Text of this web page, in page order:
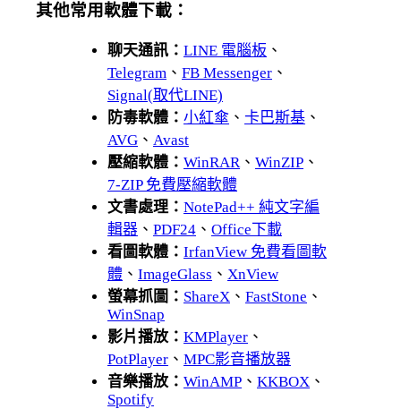
其他常用軟體下載：
聊天通訊： LINE 電腦板 、
Telegram 、 FB Messenger 、
Signal(取代LINE)
防毒軟體： 小紅傘 、 卡巴斯基 、
AVG 、 Avast
壓縮軟體： WinRAR、 WinZIP 、
7-ZIP 免費壓縮軟體
文書處理： NotePad++ 純文字編
輯器 、 PDF24 、 Office下載
看圖軟體： IrfanView 免費看圖軟
體 、 ImageGlass 、 XnView
螢幕抓圖： ShareX 、 FastStone 、
WinSnap
影片播放： KMPlayer 、
PotPlayer 、 MPC影音播放器
音樂播放： WinAMP 、 KKBOX 、
Spotify